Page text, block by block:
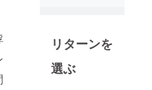
リターンを
選ぶ